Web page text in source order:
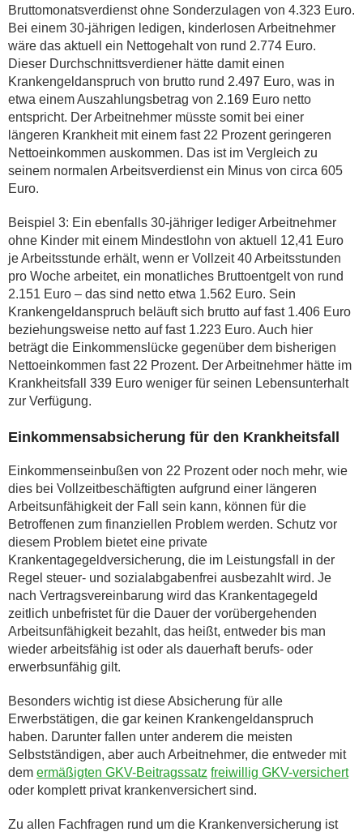
Bruttomonatsverdienst ohne Sonderzulagen von 4.323 Euro.
Bei einem 30-jährigen ledigen, kinderlosen Arbeitnehmer
wäre das aktuell ein Nettogehalt von rund 2.774 Euro.
Dieser Durchschnittsverdiener hätte damit einen
Krankengeldanspruch von brutto rund 2.497 Euro, was in
etwa einem Auszahlungsbetrag von 2.169 Euro netto
entspricht. Der Arbeitnehmer müsste somit bei einer
längeren Krankheit mit einem fast 22 Prozent geringeren
Nettoeinkommen auskommen. Das ist im Vergleich zu
seinem normalen Arbeitsverdienst ein Minus von circa 605
Euro.
Beispiel 3: Ein ebenfalls 30-jähriger lediger Arbeitnehmer
ohne Kinder mit einem Mindestlohn von aktuell 12,41 Euro
je Arbeitsstunde erhält, wenn er Vollzeit 40 Arbeitsstunden
pro Woche arbeitet, ein monatliches Bruttoentgelt von rund
2.151 Euro – das sind netto etwa 1.562 Euro. Sein
Krankengeldanspruch beläuft sich brutto auf fast 1.406 Euro
beziehungsweise netto auf fast 1.223 Euro. Auch hier
beträgt die Einkommenslücke gegenüber dem bisherigen
Nettoeinkommen fast 22 Prozent. Der Arbeitnehmer hätte im
Krankheitsfall 339 Euro weniger für seinen Lebensunterhalt
zur Verfügung.
Einkommensabsicherung für den Krankheitsfall
Einkommenseinbußen von 22 Prozent oder noch mehr, wie
dies bei Vollzeitbeschäftigten aufgrund einer längeren
Arbeitsunfähigkeit der Fall sein kann, können für die
Betroffenen zum finanziellen Problem werden. Schutz vor
diesem Problem bietet eine private
Krankentagegeldversicherung, die im Leistungsfall in der
Regel steuer- und sozialabgabenfrei ausbezahlt wird. Je
nach Vertragsvereinbarung wird das Krankentagegeld
zeitlich unbefristet für die Dauer der vorübergehenden
Arbeitsunfähigkeit bezahlt, das heißt, entweder bis man
wieder arbeitsfähig ist oder als dauerhaft berufs- oder
erwerbsunfähig gilt.
Besonders wichtig ist diese Absicherung für alle
Erwerbstätigen, die gar keinen Krankengeldanspruch
haben. Darunter fallen unter anderem die meisten
Selbstständigen, aber auch Arbeitnehmer, die entweder mit
dem ermäßigten GKV-Beitragssatz freiwillig GKV-versichert
oder komplett privat krankenversichert sind.
Zu allen Fachfragen rund um die Krankenversicherung ist